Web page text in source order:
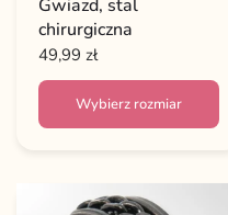
Gwiazd, stal
chirurgiczna
49,99 zł
Wybierz rozmiar